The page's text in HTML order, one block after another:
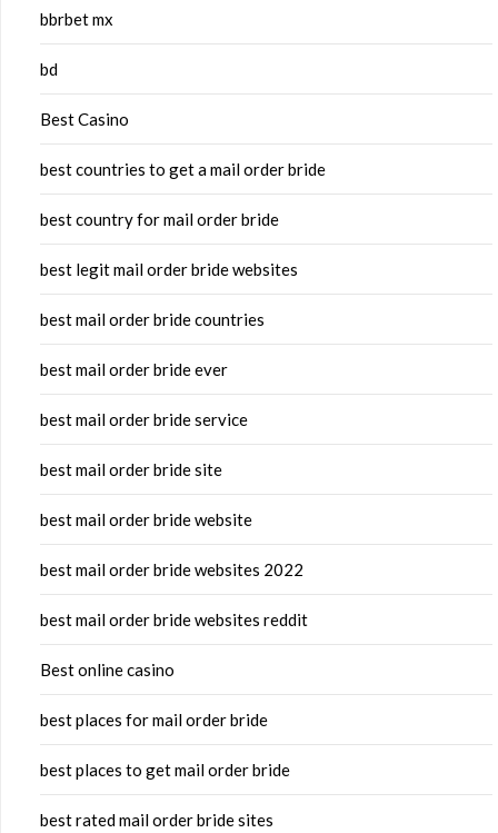
bbrbet mx
bd
Best Casino
best countries to get a mail order bride
best country for mail order bride
best legit mail order bride websites
best mail order bride countries
best mail order bride ever
best mail order bride service
best mail order bride site
best mail order bride website
best mail order bride websites 2022
best mail order bride websites reddit
Best online casino
best places for mail order bride
best places to get mail order bride
best rated mail order bride sites